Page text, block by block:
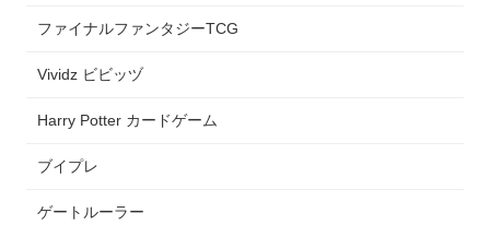
ファイナルファンタジーTCG
Vividz ビビッヅ
Harry Potter カードゲーム
ブイプレ
ゲートルーラー